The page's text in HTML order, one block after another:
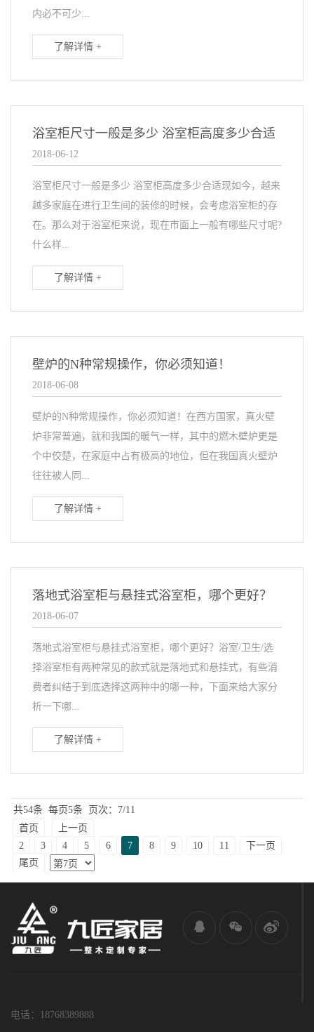
内必不可少...
了解详情 +
浴室柜尺寸一般是多少 浴室柜高度多少合适
2018-06-12
浴室柜尺寸一般是多少 浴室柜高度多少合适现如今，越来
越多家庭在进行卫生间的装修的时候，会考虑浴室柜的存
在。那么对于浴室柜来说，现在市面上一般有哪些尺寸呢?
什么样...
了解详情 +
壁炉的N种常规操作，你必须知道！
2018-06-08
壁炉的N种常规操作，你必须知道！在西方国家，真火壁
炉非常普遍，就和我国的暖气一样，其中的燃木壁炉更是
个中佼楚，在家庭中占有极高的地位，但在我国真火壁炉
往往被人同...
了解详情 +
落地式浴室柜与悬挂式浴室柜，哪个更好？
2018-06-07
落地式浴室柜与悬挂式浴室柜，哪个更好？浴室/卫生/选
择浴室柜有两种常见的款式就是落地式和悬挂式，有些消
费者纠结于到底选择这两种中的哪一种，下面来给大家分
析一下哪...
了解详情 +
共54条 每页5条
页次：7/11
首页
上一页
2
3 4 5 6 7 8 9 10 11
下一页
尾页
电话：18768389888